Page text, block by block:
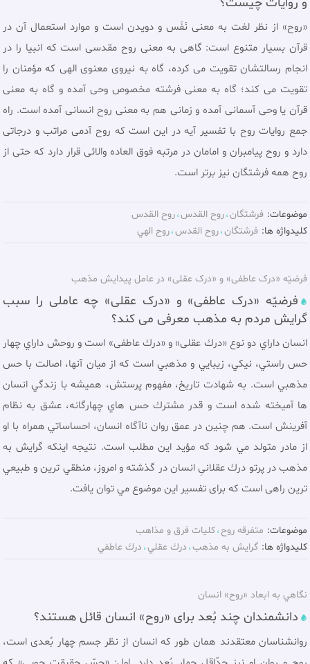
«روح» از نظر لغت به معنى نَفَس و دويدن است و موارد استعمال آن در
قرآن بسيار متنوع است: گاهى به معنى روح مقدسى است كه انبيا را در
انجام رسالتشان تقويت مى كرده، گاه به نيروى معنوى الهى كه مؤمنان را
تقويت مى كند؛ گاه به معنى فرشته مخصوص وحى آمده و گاه به معنى
قرآن يا وحى آسمانى آمده و زمانى هم به معنى روح انسانى آمده است. راه
جمع روايات روح با تفسير آيه در اين است كه روح آدمى مراتب و درجاتى
دارد و روح پيامبران و امامان در مرتبه فوق العاده والائى قرار دارد كه حتی از
روح همه فرشتگان نيز برتر است.
موضوعات: فرشتگان روح القدس روح القدس
کلیدواژه ها: فرشتگان روح القدس روح الهي
فرضیّه «درک عاطفی» و «درک عقلی» در عامل پيدايش مذهب
فرضیّه «درک عاطفی» و «درک عقلی» چه عاملی را سبب
گرایش مردم به مذهب معرفی می کند؟
انسان داراي دو نوع «درك عقلى» و «درك عاطفى» است و روحش داراي چهار
حس راستي، نيكي، زيبايي و مذهبي است كه از ميان آنها، اصالت با حس
مذهبي است. به شهادت تاريخ، مفهوم پرستش، هميشه با زندگي انسان
ها آميخته شده است و قدر مشترك حس هاي چهارگانه، عشق به نظام
آفرينش است. هم چنين در عمق روان ناآگاه انسان، احساساتي همراه با او
از مادر متولد مي شود كه مؤيد اين مطلب است. نتيجه اينكه گرايش به
مذهب در پرتو درك عقلانىِ انسان در گذشته و امروز، منطقي ترين و طبيعي
ترين راهى است كه براى تفسير اين موضوع مي ‏توان يافت.
موضوعات: متفرقه روح کليات فرق و مذاهب
کلیدواژه ها: گرايش به مذهب درك عقلي درك عاطفي
نگاهي به ابعاد «روح» انسان
دانشمندان چند بُعد برای «روح» انسان قائل هستند؟
روانشناسان معتقدند همان طور که انسان از نظر جسم چهار بُعدى است،